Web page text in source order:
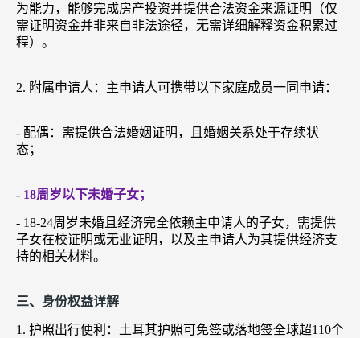
为能力，能够完成房产投资并提供合法资金来源证明（仅
需证明资金并非来自非法途径，无需详细解释资金积累过
程）。
2. 附属申请人：主申请人可携带以下家庭成员一同申请：
- 配偶：需提供合法婚姻证明，且婚姻关系处于存续状
态；
- 18周岁以下未婚子女；
- 18-24周岁未婚且经济完全依赖主申请人的子女，需提供
子女在校证明或无业证明，以及主申请人为其提供经济支
持的相关材料。
三、身份权益详解
1. 护照出行便利：土耳其护照可免签或落地签全球超110个